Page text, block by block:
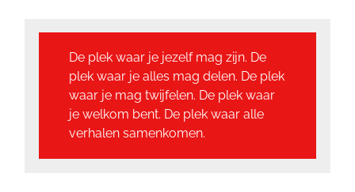
De plek waar je jezelf mag zijn. De
plek waar je alles mag delen. De plek
waar je mag twijfelen. De plek waar
je welkom bent. De plek waar alle
verhalen samenkomen.